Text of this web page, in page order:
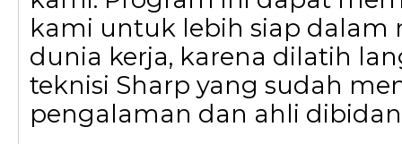
kami untuk lebih siap dalam
dunia kerja, karena dilatih
teknisi Sharp yang sudah
pengalaman dan ahli